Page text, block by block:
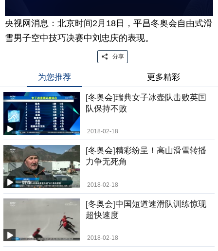
央视网消息：北京时间2月18日，平昌冬奥会自由式滑
雪男子空中技巧决赛中刘忠庆的表现。
分享
为您推荐 更多精彩
[冬奥会]瑞典女子冰壶队击败英国
队保持不败
2018-02-18
[冬奥会]精彩纷呈！高山滑雪转播
力争无死角
2018-02-18
[冬奥会]中国短道速滑队训练惊现
超快速度
2018-02-18